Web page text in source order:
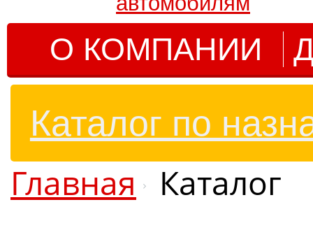
О КОМПАНИИ
Каталог по
Главная Каталог